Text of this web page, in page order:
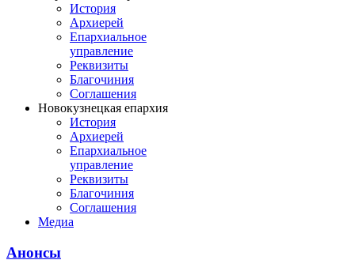
История
Архиерей
Епархиальное
управление
Реквизиты
Благочиния
Соглашения
Новокузнецкая епархия
История
Архиерей
Епархиальное
управление
Реквизиты
Благочиния
Соглашения
Медиа
Анонсы